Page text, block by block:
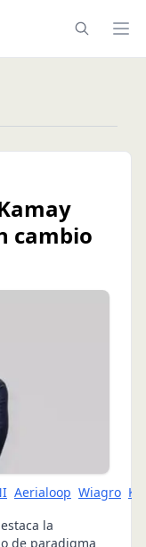
cambio
Aerialoop Wiagro
la
de paradigma